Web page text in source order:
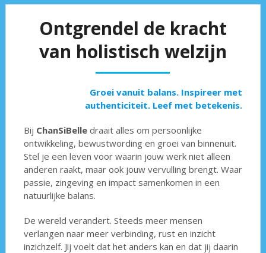
Ontgrendel de kracht
van holistisch welzijn
Groei vanuit balans. Inspireer met
authenticiteit. Leef met betekenis.
Bij ChanSiBelledraait alles om persoonlijke
ontwikkeling, bewustwording en groei van binnenuit.
Stel je een leven voor waarin jouw werk niet alleen
anderen raakt, maar ook jouw vervulling brengt. Waar
passie, zingeving en impact samenkomen in een
natuurlijke balans.
De wereld verandert. Steeds meer mensen
verlangen naar meer verbinding, rust en inzicht
inzichzelf. Jij voelt dat het anders kan en dat jij daarin